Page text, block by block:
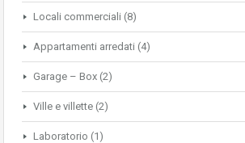
Locali commerciali (8)
Appartamenti arredati (4)
Garage – Box (2)
Ville e villette (2)
Laboratorio (1)